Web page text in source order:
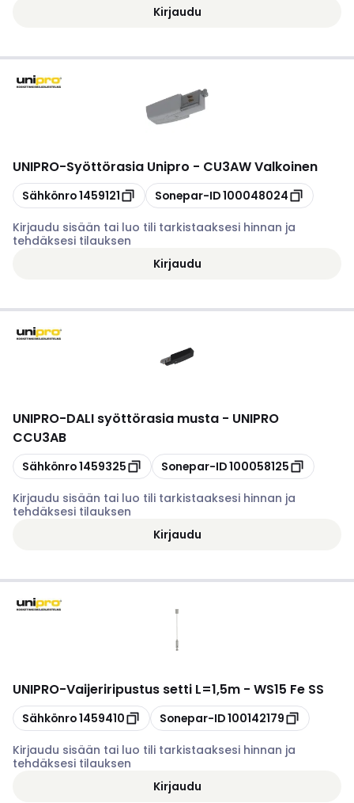
Kirjaudu
UNIPRO-Syöttörasia Unipro - CU3AW Valkoinen
Kopioi
Sähkönro1459121 Kopioi
Sonepar-ID100048024
Kirjaudu sisään tai luo tili tarkistaaksesi hinnan ja
tehdäksesi tilauksen
Kirjaudu
UNIPRO-DALI syöttörasia musta - UNIPRO
CCU3AB
Kopioi
Sähkönro1459325 Kopioi
Sonepar-ID100058125
Kirjaudu sisään tai luo tili tarkistaaksesi hinnan ja
tehdäksesi tilauksen
Kirjaudu
UNIPRO-Vaijeriripustus setti L=1,5m - WS15 Fe SS
Kopioi
Sähkönro1459410 Kopioi
Sonepar-ID100142179
Kirjaudu sisään tai luo tili tarkistaaksesi hinnan ja
tehdäksesi tilauksen
Kirjaudu